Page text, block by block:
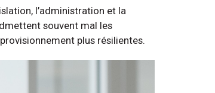
l’administration et la
souvent mal les
plus résilientes.